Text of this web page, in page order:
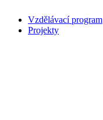
Vzdělávací program
Projekty